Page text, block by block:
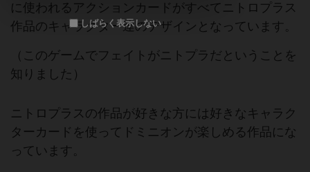
に使われるアクションカードがすべてニトロプラス
作品のキャラクター達のデザインとなっています。
（このゲームでフェイトがニトプラだということを
知りました）
ニトロプラスの作品が好きな方には好きなキャラク
ターカードを使ってドミニオンが楽しめる作品にな
っています。
しばらく表示しない